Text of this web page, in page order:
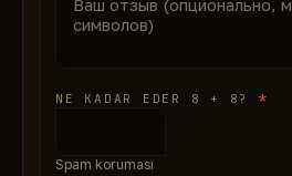
NE KADAR EDER 8 + 8? *
Spam koruması